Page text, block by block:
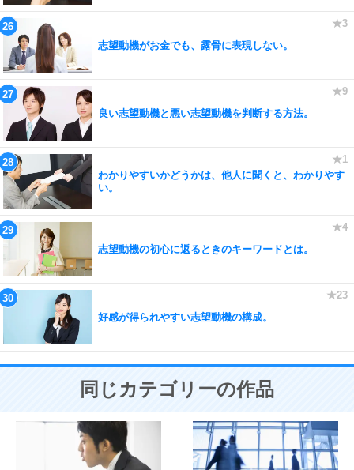
志望動機がお金でも、露骨に表現しない。
良い志望動機と悪い志望動機を判断する方法。
わかりやすいかどうかは、他人に聞くと、わかりやす
い。
志望動機の初心に返るときのキーワードとは。
好感が得られやすい志望動機の構成。
同じカテゴリーの作品